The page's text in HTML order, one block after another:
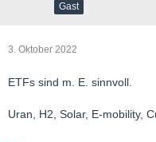
Gast
3. Oktober 2022
ETFs sind m. E. sinnvoll.
Uran, H2, Solar, E-mobility,